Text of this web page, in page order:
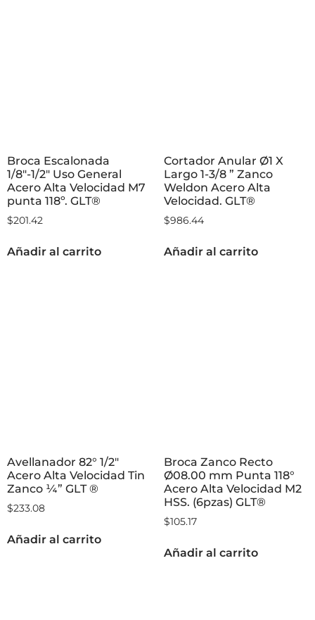
Broca Escalonada
1/8″-1/2″ Uso General
Acero Alta Velocidad M7
punta 118º. GLT®
$201.42
Añadir al carrito
Cortador Anular Ø1 X
Largo 1-3/8 ” Zanco
Weldon Acero Alta
Velocidad. GLT®
$986.44
Añadir al carrito
Avellanador 82° 1/2″
Acero Alta Velocidad Tin
Zanco ¼” GLT ®
$233.08
Añadir al carrito
Broca Zanco Recto
Ø08.00 mm Punta 118°
Acero Alta Velocidad M2
HSS. (6pzas) GLT®
$105.17
Añadir al carrito